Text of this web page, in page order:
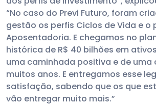
“No caso do Previ Futuro, foram
gestão os perfis Ciclos de Vida e o
Aposentadoria. E chegamos no
histórica de R$ 40 bilhões em
uma caminhada positiva e de uma
muitos anos. E entregamos esse
satisfação, sabendo que os que
vão entregar muito mais.”